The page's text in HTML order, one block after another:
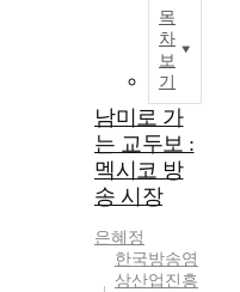
목
차
보
기
남미로 가
는 교두보 :
멕시코 방
송 시장
은혜정
한국방송영
상산업진흥